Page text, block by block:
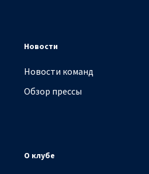
Новости
Новости команд
Обзор прессы
О клубе